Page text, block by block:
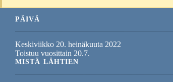
PÄIVÄ
Keskiviikko 20. heinäkuuta 2022
Toistuu vuosittain 20.7.
MISTÄ LÄHTIEN